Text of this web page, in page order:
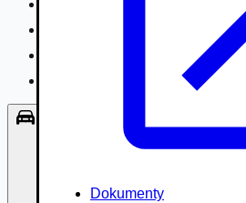
Dokumenty
Lode/člny, lietadlá/vznášadlá
Príslušenstvo, Oblečenie